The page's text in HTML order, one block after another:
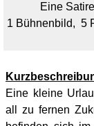
Eine
1 Bühnenbild, 5
Eine kleine
all zu fernen